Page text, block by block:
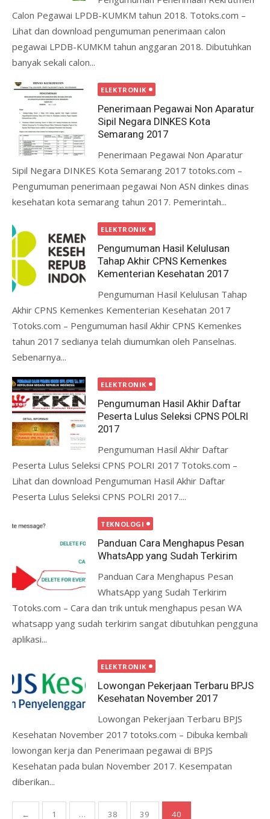
Calon Pegawai LPDB-KUMKM tahun 2018. Totoks.com –
Lihat dan download pengumuman penerimaan calon
pegawai LPDB-KUMKM tahun anggaran 2018. Dibutuhkan
banyak sekali calon...
ELEKTRONIK
Penerimaan Pegawai Non Aparatur
Sipil Negara DINKES Kota
Semarang 2017
Penerimaan Pegawai Non Aparatur
Sipil Negara DINKES Kota Semarang 2017 totoks.com –
Pengumuman penerimaan pegawai Non ASN dinkes dinas
kesehatan kota semarang tahun 2017. Pemerintah...
ELEKTRONIK
Pengumuman Hasil Kelulusan
Tahap Akhir CPNS Kemenkes
Kementerian Kesehatan 2017
Pengumuman Hasil Kelulusan Tahap
Akhir CPNS Kemenkes Kementerian Kesehatan 2017
Totoks.com – Pengumuman hasil Akhir CPNS Kemenkes
tahun 2017 sedianya telah diumumkan oleh Panselnas.
Sebenarnya...
ELEKTRONIK
Pengumuman Hasil Akhir Daftar
Peserta Lulus Seleksi CPNS POLRI
2017
Pengumuman Hasil Akhir Daftar
Peserta Lulus Seleksi CPNS POLRI 2017 Totoks.com –
Lihat dan download Pengumuman Hasil Akhir Daftar
Peserta Lulus Seleksi CPNS POLRI 2017....
TEKNOLOGI
Panduan Cara Menghapus Pesan
WhatsApp yang Sudah Terkirim
Panduan Cara Menghapus Pesan
WhatsApp yang Sudah Terkirim
Totoks.com – Cara dan trik untuk menghapus pesan WA
whatsapp yang sudah terkirim sangat dibutuhkan pengguna
aplikasi...
ELEKTRONIK
Lowongan Pekerjaan Terbaru BPJS
Kesehatan November 2017
Lowongan Pekerjaan Terbaru BPJS
Kesehatan November 2017 totoks.com – Dibuka kembali
lowongan kerja dan Penerimaan pegawai di BPJS
Kesehatan pada bulan November 2017. Kesempatan
diberikan...
← 1 … 38 39 40